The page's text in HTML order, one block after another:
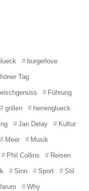
burgerlove
Tag
Führung
grillen herrenglueck
Jan Delay Kultur
Meer Musik
Phil Collins Reisen
Sinn Sport Stil
Why